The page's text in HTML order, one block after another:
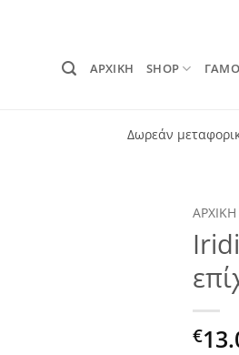
ΑΡΧΙΚΗ SHOP
Δωρεάν
ΑΡΧΙΚΉ
€